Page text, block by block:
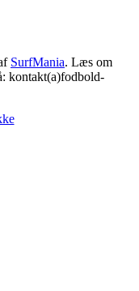
SurfMania. Læs om
kontakt(a)fodbold-